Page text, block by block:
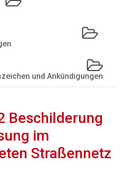
und Ankündigungen
Beschilderung
im
Straßennetz